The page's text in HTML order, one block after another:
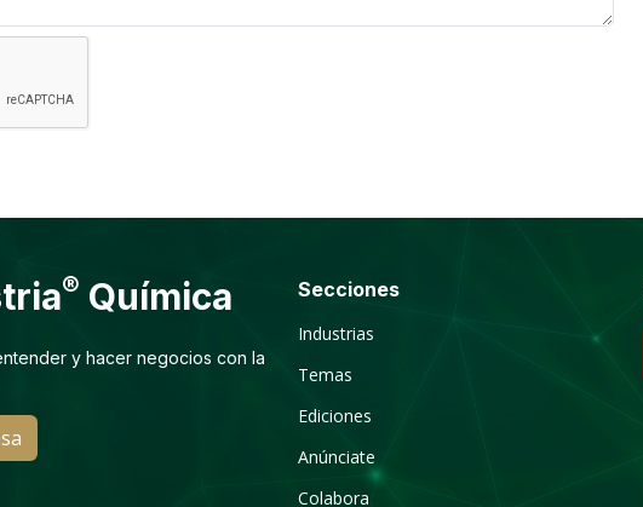
® Química
y hacer negocios con la
Secciones
Industrias
Temas
Ediciones
Anúnciate
Colabora